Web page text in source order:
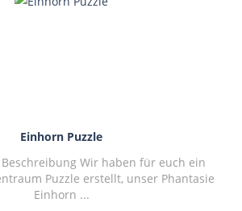
Einhorn Puzzle
Wir haben für euch ein
Puzzle erstellt, unser Phantasie
Einhorn ...